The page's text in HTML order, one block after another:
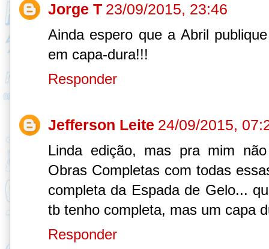
Jorge T 23/09/2015, 23:46
Ainda espero que a Abril
em capa-dura!!!
Responder
Jefferson Leite 24/09/2015,
Linda edição, mas pra mim
Obras Completas com todas
completa da Espada de Gelo...
tb tenho completa, mas um capa
Responder